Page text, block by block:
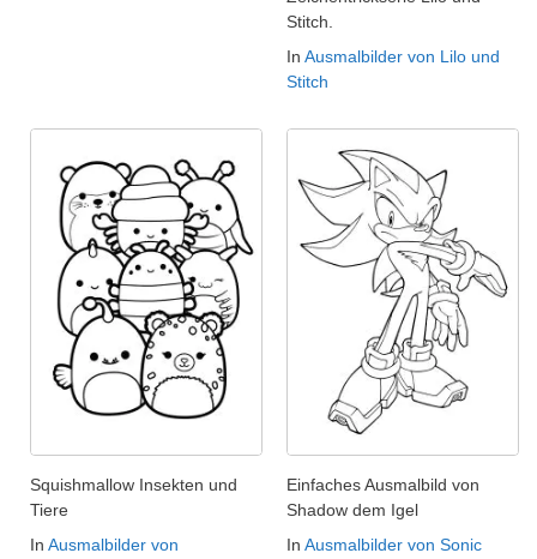
Stitch.
In Ausmalbilder von Lilo und
Stitch
Squishmallow Insekten und
Tiere
In Ausmalbilder von
Einfaches Ausmalbild von
Shadow dem Igel
In Ausmalbilder von Sonic